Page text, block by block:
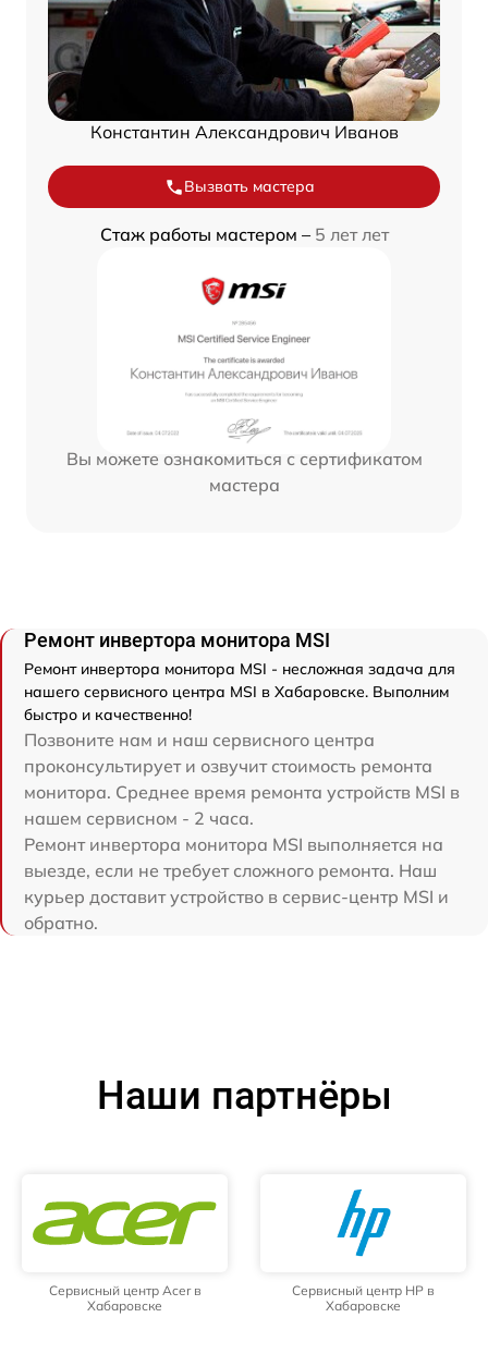
Константин Александрович Иванов
Вызвать мастера
Стаж работы мастером – 5 лет лет
Вы можете ознакомиться с сертификатом
мастера
Ремонт инвертора монитора MSI
Ремонт инвертора монитора MSI - несложная задача для
нашего сервисного центра MSI в Хабаровске. Выполним
быстро и качественно!
Позвоните нам и наш сервисного центра
проконсультирует и озвучит стоимость ремонта
монитора. Среднее время ремонта устройств MSI в
нашем сервисном - 2 часа.
Ремонт инвертора монитора MSI выполняется на
выезде, если не требует сложного ремонта. Наш
курьер доставит устройство в сервис-центр MSI и
обратно.
Наши партнёры
Сервисный центр Acer в
Хабаровске
Сервисный центр HP в
Хабаровске